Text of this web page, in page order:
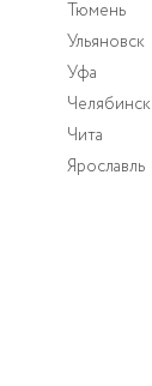
Тюмень
Ульяновск
Уфа
Челябинск
Чита
Ярославль